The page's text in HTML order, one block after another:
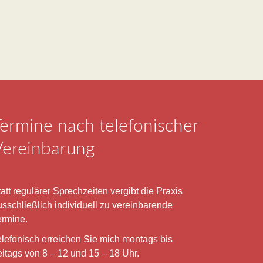
Termine nach telefonischer
regulärer Sprechzeiten vergibt die Praxis
individuell zu vereinbarende
erreichen Sie mich montags bis
von 8 – 12 und 15 – 18 Uhr.